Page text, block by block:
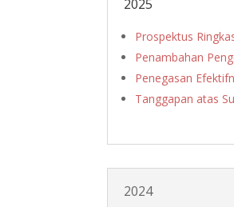
2025
Prospektus
Penambahan
Penegasan
Tanggapan atas
2024